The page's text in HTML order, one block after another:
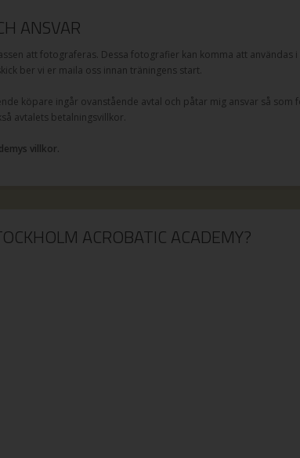
ANSVAR
att fotograferas. Dessa fotografier kan komma att
ber vi er maila oss innan träningens start.
köpare ingår ovanstående avtal och påtar mig ansvar så som
avtalets betalningsvillkor.
villkor.
ACROBATIC ACADEMY?